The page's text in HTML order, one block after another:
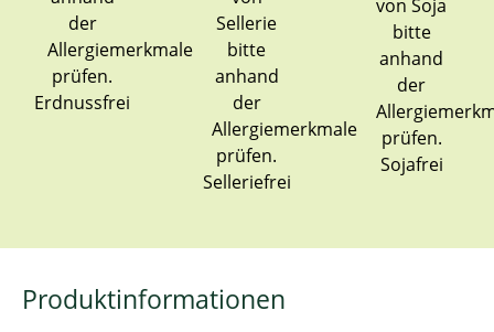
Erdnussfrei
Selleriefrei
Sojafrei
Produktinformationen